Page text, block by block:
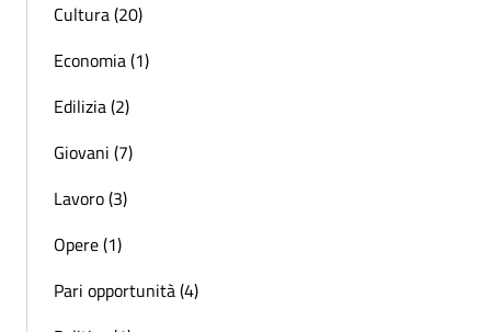
Cultura (20)
Economia (1)
Edilizia (2)
Giovani (7)
Lavoro (3)
Opere (1)
Pari opportunità (4)